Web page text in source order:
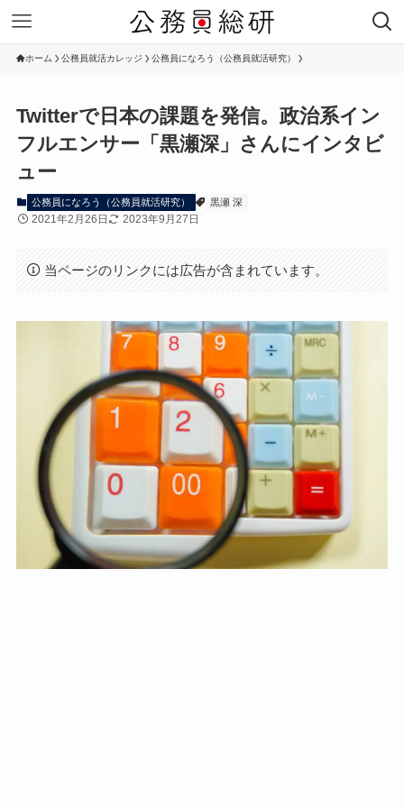
ホーム 公務員就活カレッジ 公務員になろう（公務員就活研究）
Twitterで日本の課題を発信。政治系イン
フルエンサー「黒瀬深」さんにインタビ
ュー
公務員になろう（公務員就活研究） 黒瀬 深
2021年2月26日 2023年9月27日
当ページのリンクには広告が含まれています。